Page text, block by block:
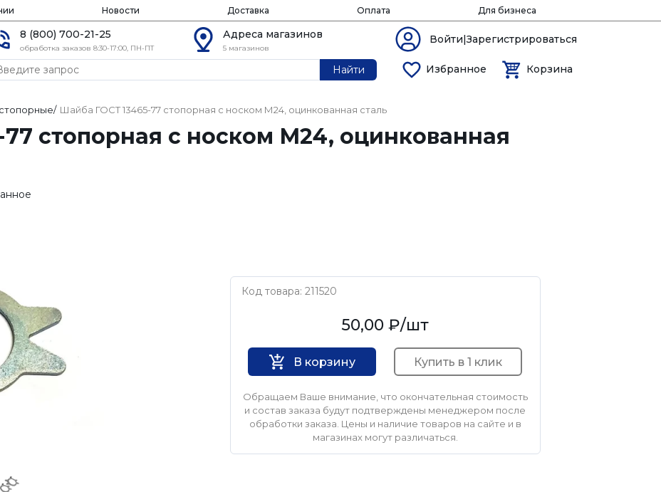
Новости Доставка Оплата Для бизнеса
8 (800) 700-21-25
обработка заказов 8:30-17:00, ПН-ПТ
Адреса магазинов
5 магазинов
Войти|Зарегистрироваться
Найти Избранное Корзина
/ Шайба ГОСТ 13465-77 стопорная с носком М24, оцинкованная сталь
стопорная с носком М24, оцинкованная
Код товара: 211520
50,00 ₽/шт
В корзину Купить в 1 клик
Обращаем Ваше внимание, что окончательная стоимость
и состав заказа будут подтверждены менеджером после
обработки заказа. Цены и наличие товаров на сайте и в
магазинах могут различаться.